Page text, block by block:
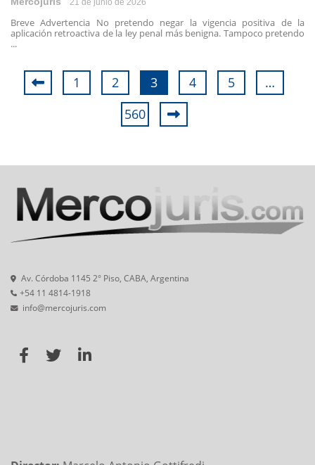
21 de junio de 2026
Breve Advertencia No pretendo negar la vigencia positiva de la
aplicación retroactiva de la ley penal más benigna. Tampoco pretendo
...
1 2 3 4 5
…
560
Av. Córdoba 1145 2° Piso, CABA, Argentina
+54 11 4814-1918
info@mercojuris.com